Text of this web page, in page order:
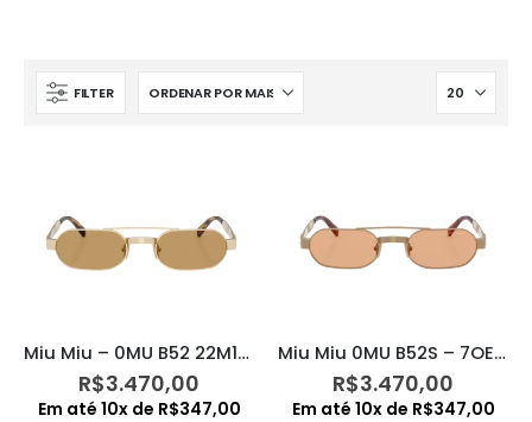
FILTER
Miu Miu – 0MU B52 22M10Y
R$3.470,00
Em até 10x de R$347,00
Miu Miu 0MU B52S – 7OE90X
R$3.470,00
Em até 10x de R$347,00